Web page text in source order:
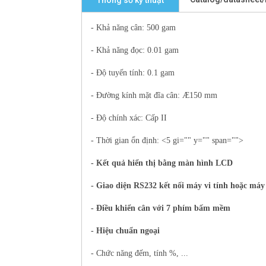
- Khả năng cân: 500 gam
- Khả năng đọc: 0.01 gam
- Độ tuyến tính: 0.1 gam
- Đường kính mặt đĩa cân: Æ150 mm
- Độ chính xác: Cấp II
- Thời gian ổn định: <5 gi="" y="" span="">
- Kết quả hiển thị bằng màn hình LCD
- Giao diện RS232 kết nối máy vi tính hoặc
- Điều khiển cân với 7 phím bấm mềm
- Hiệu chuẩn ngoại
- Chức năng đếm, tính %, ...